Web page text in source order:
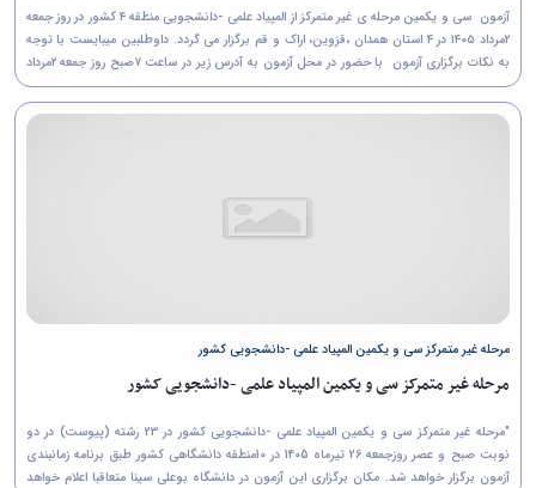
آزمون سی و یکمین مرحله ی غیر متمرکز از المپیاد علمی -دانشجویی منطقه ۴ کشور در روز جمعه
۲مرداد ۱۴۰۵ در ۴ استان همدان ،قزوین، اراک و قم برگزار می گردد. داوطلبین میبایست با توجه
به نکات برگزاری آزمون با حضور در محل آزمون به آدرس زیر در ساعت ۷صبح روز جمعه ۲مرداد
ماه با...
مرحله غیر متمرکز سی و یکمین المپیاد علمی -دانشجویی کشور
مرحله غیر متمرکز سی و یکمین المپیاد علمی -دانشجویی کشور
"مرحله غیر متمرکز سی و یکمین المپیاد علمی -دانشجویی کشور در 23 رشته (پیوست) در دو
نوبت صبح و عصر روزجمعه 26 تیرماه 1405 در 10منطقه دانشگاهی کشور طبق برنامه زمانبندی
آزمون برگزار خواهد شد. مکان برگزاری این آزمون در دانشگاه بوعلی سینا متعاقبا اعلام خواهد